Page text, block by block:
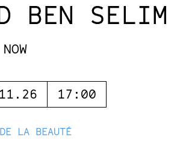
BEN SELIM
17:00
LA BEAUTÉ